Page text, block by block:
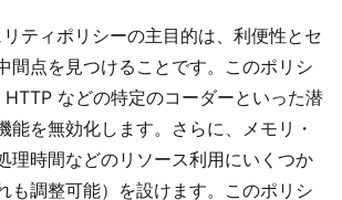
ティポリシーの主目的は、利便性とセ
間点を見つけることです。このポリシ
HTTP などの特定のコーダーといった潜
能を無効化します。さらに、メモリ・
理時間などのリソース利用にいくつか
も調整可能）を設けます。このポリシ